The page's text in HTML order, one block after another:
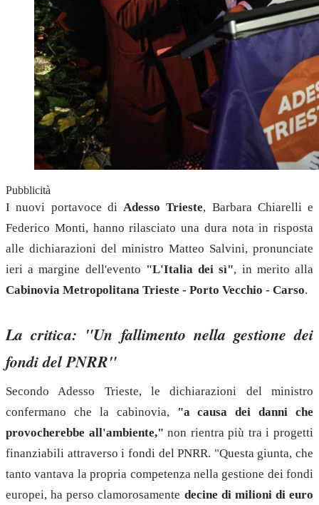
Pubblicità
I nuovi portavoce di Adesso Trieste, Barbara Chiarelli e
Federico Monti, hanno rilasciato una dura nota in risposta
alle dichiarazioni del ministro Matteo Salvini, pronunciate
ieri a margine dell'evento "L'Italia dei sì", in merito alla
Cabinovia Metropolitana Trieste - Porto Vecchio - Carso.
La critica: "Un fallimento nella gestione dei
fondi del PNRR"
Secondo Adesso Trieste, le dichiarazioni del ministro
confermano che la cabinovia,
"a causa dei danni che
provocherebbe all'ambiente," non rientra più tra i progetti
finanziabili attraverso i fondi del PNRR. "Questa giunta, che
tanto vantava la propria competenza nella gestione dei fondi
europei, ha perso clamorosamente decine di milioni di euro